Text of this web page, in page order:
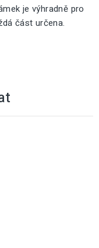
je výhradně pro
část určena.